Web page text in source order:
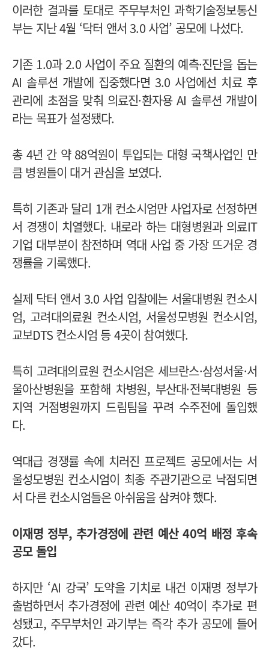
이러한 결과를 토대로 주무부처인 과학기술정보통신
부는 지난 4월 ‘닥터 앤서 3.0 사업’ 공모에 나섰다.
기존 1.0과 2.0 사업이 주요 질환의 예측·진단을 돕는
AI 솔루션 개발에 집중했다면 3.0 사업에선 치료 후
관리에 초점을 맞춰 의료진·환자용 AI 솔루션 개발이
라는 목표가 설정됐다.
총 4년 간 약 88억원이 투입되는 대형 국책사업인 만
큼 병원들이 대거 관심을 보였다.
특히 기존과 달리 1개 컨소시엄만 사업자로 선정하면
서 경쟁이 치열했다. 내로라 하는 대형병원과 의료IT
기업 대부분이 참전하며 역대 사업 중 가장 뜨거운 경
쟁률을 기록했다.
실제 닥터 앤서 3.0 사업 입찰에는 서울대병원 컨소시
엄, 고려대의료원 컨소시엄, 서울성모병원 컨소시엄,
교보DTS 컨소시엄 등 4곳이 참여했다.
특히 고려대의료원 컨소시엄은 세브란스·삼성서울·서
울아산병원을 포함해 차병원, 부산대·전북대병원 등
지역 거점병원까지 드림팀을 꾸려 수주전에 돌입했
다.
역대급 경쟁률 속에 치러진 프로젝트 공모에서는 서
울성모병원 컨소시엄이 최종 주관기관으로 낙점되면
서 다른 컨소시엄들은 아쉬움을 삼켜야 했다.
이재명 정부, 추가경정에 관련 예산 40억 배정 후속
공모 돌입
하지만 ‘AI 강국’ 도약을 기치로 내건 이재명 정부가
출범하면서 추가경정에 관련 예산 40억이 추가로 편
성됐고, 주무부처인 과기부는 즉각 추가 공모에 들어
갔다.